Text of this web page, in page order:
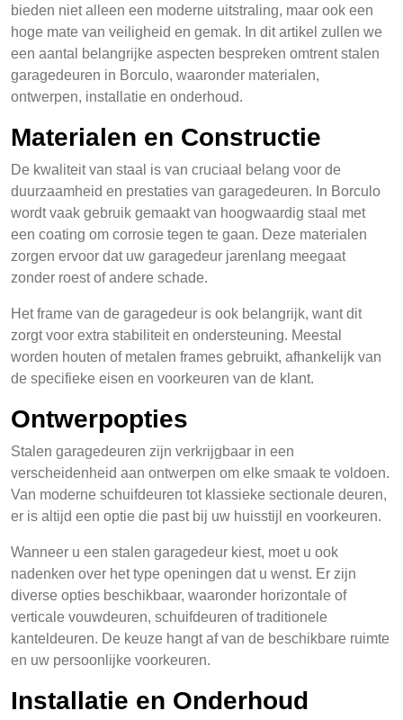
bieden niet alleen een moderne uitstraling, maar ook een
hoge mate van veiligheid en gemak. In dit artikel zullen we
een aantal belangrijke aspecten bespreken omtrent stalen
garagedeuren in Borculo, waaronder materialen,
ontwerpen, installatie en onderhoud.
Materialen en Constructie
De kwaliteit van staal is van cruciaal belang voor de
duurzaamheid en prestaties van garagedeuren. In Borculo
wordt vaak gebruik gemaakt van hoogwaardig staal met
een coating om corrosie tegen te gaan. Deze materialen
zorgen ervoor dat uw garagedeur jarenlang meegaat
zonder roest of andere schade.
Het frame van de garagedeur is ook belangrijk, want dit
zorgt voor extra stabiliteit en ondersteuning. Meestal
worden houten of metalen frames gebruikt, afhankelijk van
de specifieke eisen en voorkeuren van de klant.
Ontwerpopties
Stalen garagedeuren zijn verkrijgbaar in een
verscheidenheid aan ontwerpen om elke smaak te voldoen.
Van moderne schuifdeuren tot klassieke sectionale deuren,
er is altijd een optie die past bij uw huisstijl en voorkeuren.
Wanneer u een stalen garagedeur kiest, moet u ook
nadenken over het type openingen dat u wenst. Er zijn
diverse opties beschikbaar, waaronder horizontale of
verticale vouwdeuren, schuifdeuren of traditionele
kanteldeuren. De keuze hangt af van de beschikbare ruimte
en uw persoonlijke voorkeuren.
Installatie en Onderhoud